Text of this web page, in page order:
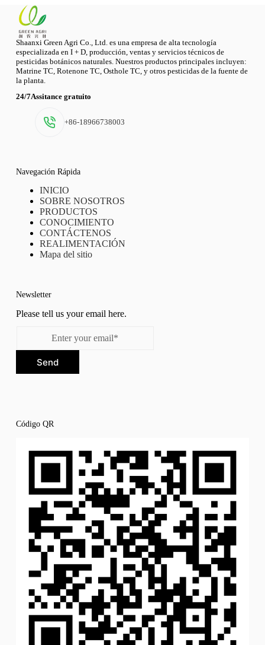
Shaanxi Green Agri Co., Ltd. es una empresa de alta tecnología
especializada en I + D, producción, ventas y servicios técnicos de
pesticidas botánicos naturales. Nuestros productos principales incluyen:
Matrine TC, Rotenone TC, Osthole TC, y otros pesticidas de la fuente de
la planta.
24/7Assitance gratuito
+86-18966738003
Navegación Rápida
INICIO
SOBRE NOSOTROS
PRODUCTOS
CONOCIMIENTO
CONTÁCTENOS
REALIMENTACIÓN
Mapa del sitio
Newsletter
Please tell us your email here.
Send
Código QR